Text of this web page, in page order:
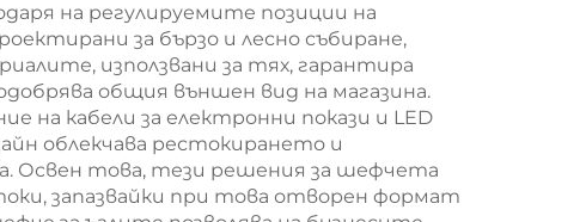
на регулируемите позиции на
за бързо и лесно събиране,
използвани за тях, гарантира
общия външен вид на магазина.
на кабели за електронни покази и LED
облекчава рестокирането и
Освен това, тези решения за шефчета
запазвайки при това отворен формат